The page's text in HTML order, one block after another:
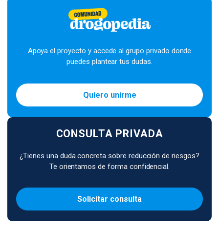
Apoya el proyecto y accede al grupo privado donde
puedes plantear tus dudas.
Quiero unirme
CONSULTA PRIVADA
¿Tienes una duda concreta sobre reducción de riesgos?
Te orientamos de forma confidencial.
Solicitar consulta